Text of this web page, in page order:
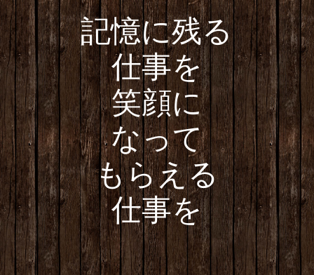
記憶に残る
仕事を
笑顔に
なって
もらえる
仕事を